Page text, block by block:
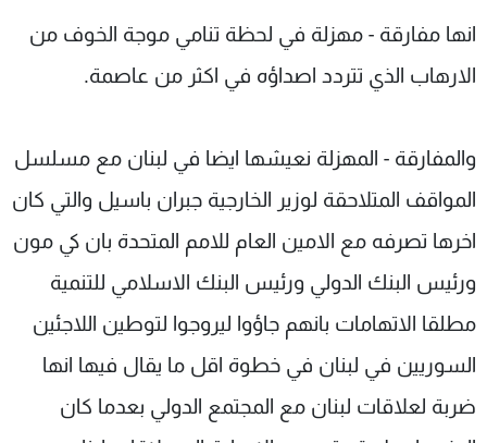
انها مفارقة - مهزلة في لحظة تنامي موجة الخوف من
الارهاب الذي تتردد اصداؤه في اكثر من عاصمة.
والمفارقة - المهزلة نعيشها ايضا في لبنان مع مسلسل
المواقف المتلاحقة لوزير الخارجية جبران باسيل والتي كان
اخرها تصرفه مع الامين العام للامم المتحدة بان كي مون
ورئيس البنك الدولي ورئيس البنك الاسلامي للتنمية
مطلقا الاتهامات بانهم جاؤوا ليروجوا لتوطين اللاجئين
السوريين في لبنان في خطوة اقل ما يقال فيها انها
ضربة لعلاقات لبنان مع المجتمع الدولي بعدما كان